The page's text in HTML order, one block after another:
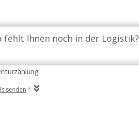
fehlt Ihnen noch in der Logistik?
senden *